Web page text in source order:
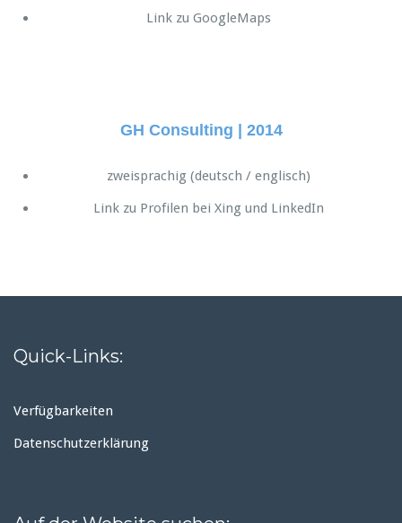
Link zu GoogleMaps
GH Consulting | 2014
zweisprachig (deutsch / englisch)
Link zu Profilen bei Xing und LinkedIn
Quick-Links:
Verfügbarkeiten
Datenschutzerklärung